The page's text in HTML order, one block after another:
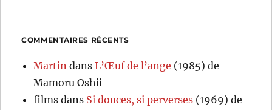
COMMENTAIRES RÉCENTS
Martin dansL’Œuf de l’ange (1985) de
Mamoru Oshii
films dans Si douces, si perverses (1969) de